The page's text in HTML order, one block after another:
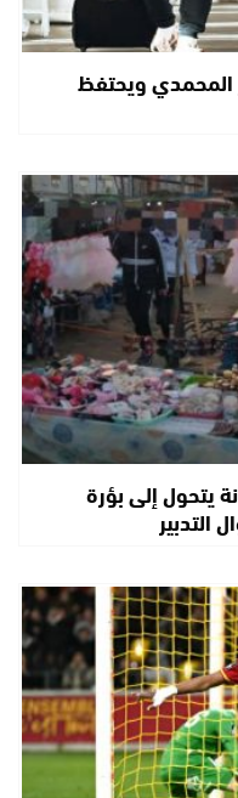
المحمدي ويحتفظ
يتحول إلى بؤرة
التدبير